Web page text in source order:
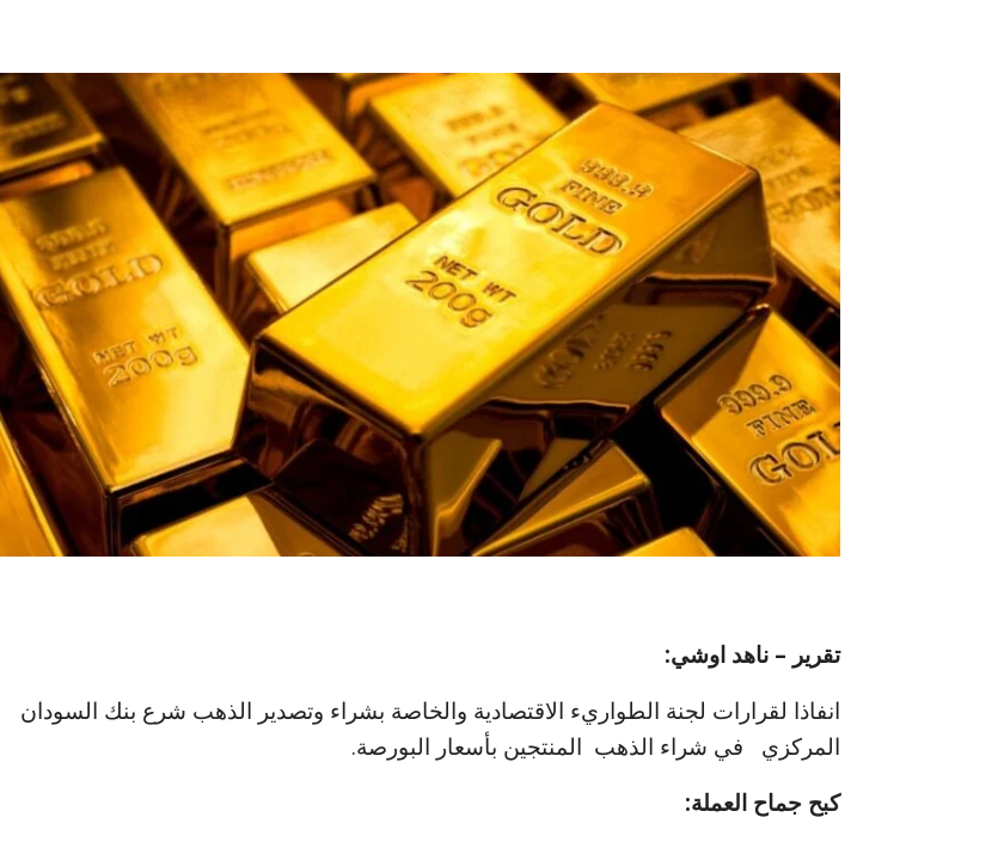
تقرير – ناهد اوشي:
انفاذا لقرارات لجنة الطواريء الاقتصادية والخاصة بشراء وتصدير الذهب شرع بنك السودان
المركزي في شراء الذهب المنتجين بأسعار البورصة.
كبح جماح العملة: